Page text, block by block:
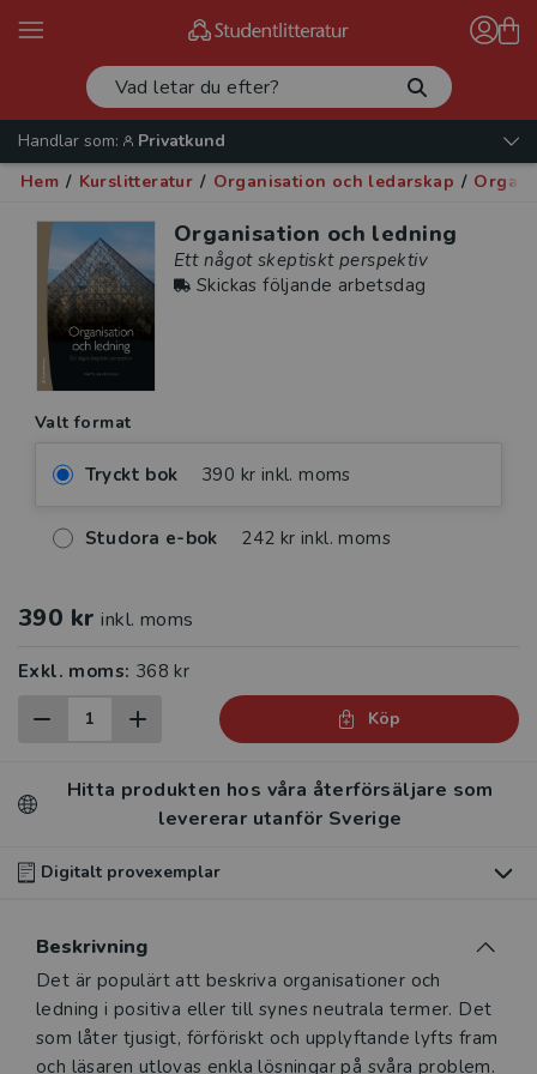
Handlar som:
Privatkund
Hem / Kurslitteratur / Organisation och ledarskap /
Organisation och ledning
Ett något skeptiskt perspektiv
Skickas följande arbetsdag
Valt format
Tryckt bok 390 kr inkl. moms
Studora e-bok 242 kr inkl. moms
390 kr inkl. moms
Exkl. moms: 368 kr
Köp
Hitta produkten hos våra återförsäljare som
levererar utanför Sverige
Digitalt provexemplar
digitalt provexemplar av den här produkten
Våra digitala provexemplar tillhandahålls via Studora.se
och ger dig tillgång till boken under 180 dagar. Observera
att erbjudandet endast gäller relevanta produkter för din
Beskrivning
Beskrivning
Det är populärt att beskriva organisationer och
ledning i positiva eller till synes neutrala termer. Det
som låter tjusigt, förföriskt och upplyftande lyfts fram
och läsaren utlovas enkla lösningar på svåra problem.